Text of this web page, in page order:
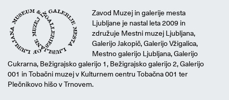
Zavod Muzej in galerije mesta
Ljubljane je nastal leta 2009 in
združuje Mestni muzej Ljubljana,
Galerijo Jakopič, Galerijo Vžigalica,
Mestno galerijo Ljubljana, Galerijo
Cukrarna, Bežigrajsko galerijo 1, Bežigrajsko galerijo 2, Galerijo
001 in Tobačni muzej v Kulturnem centru Tobačna 001 ter
Plečnikovo hišo v Trnovem.